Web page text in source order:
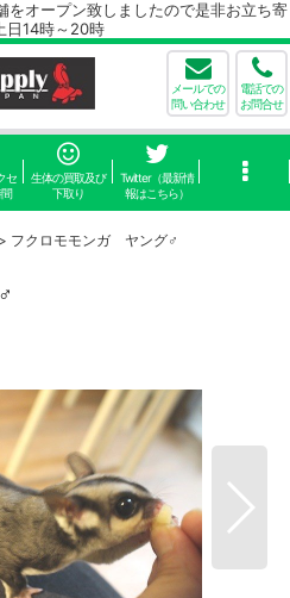
プン致しましたので是非お立ち寄
14時～20時
メールでの
問い合わせ
電話での
お問合せ
セ
生体の買取及び
下取り
Twitter（最新情
報はこちら）
> フクロモモンガ ヤング♂